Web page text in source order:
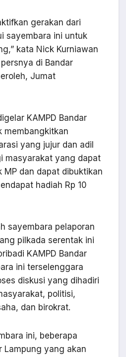
gerakan dari
sayembara ini untuk
kata Nick Kurniawan
di Bandar
Jumat
KAMPD Bandar
membangkitkan
yang jujur dan adil
masyarakat yang dapat
MP dan dapat dibuktikan
hadiah Rp 10
sayembara pelaporan
pilkada serentak ini
KAMPD Bandar
ini terselenggara
diskusi yang dihadiri
politisi,
dan birokrat.
ini, beberapa
Lampung yang akan